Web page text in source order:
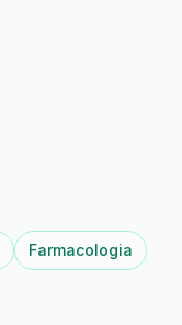
Farmacologia